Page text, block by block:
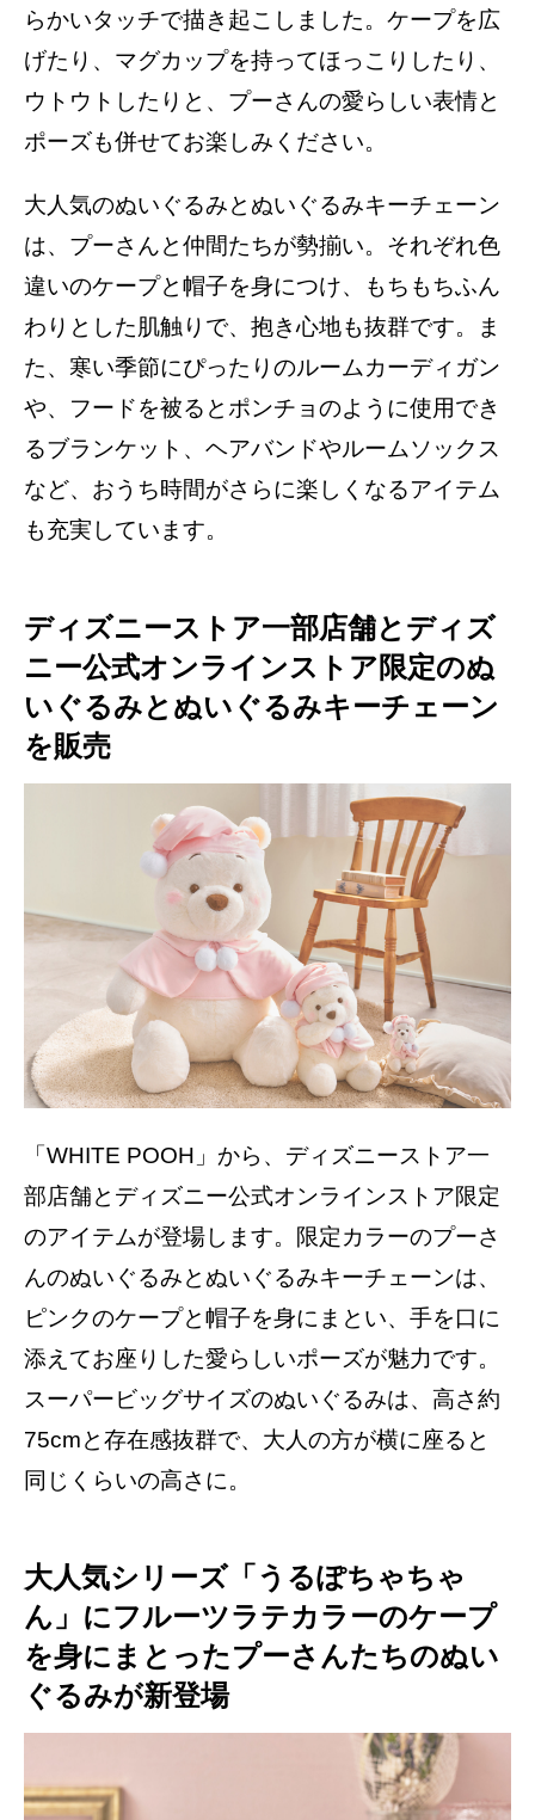
らかいタッチで描き起こしました。ケープを広
げたり、マグカップを持ってほっこりしたり、
ウトウトしたりと、プーさんの愛らしい表情と
ポーズも併せてお楽しみください。
大人気のぬいぐるみとぬいぐるみキーチェーン
は、プーさんと仲間たちが勢揃い。それぞれ色
違いのケープと帽子を身につけ、もちもちふん
わりとした肌触りで、抱き心地も抜群です。ま
た、寒い季節にぴったりのルームカーディガン
や、フードを被るとポンチョのように使用でき
るブランケット、ヘアバンドやルームソックス
など、おうち時間がさらに楽しくなるアイテム
も充実しています。
ディズニーストア一部店舗とディズ
ニー公式オンラインストア限定のぬ
いぐるみとぬいぐるみキーチェーン
を販売
「WHITE POOH」から、ディズニーストア一
部店舗とディズニー公式オンラインストア限定
のアイテムが登場します。限定カラーのプーさ
んのぬいぐるみとぬいぐるみキーチェーンは、
ピンクのケープと帽子を身にまとい、手を口に
添えてお座りした愛らしいポーズが魅力です。
スーパービッグサイズのぬいぐるみは、高さ約
75cmと存在感抜群で、大人の方が横に座ると
同じくらいの高さに。
大人気シリーズ「うるぽちゃちゃ
ん」にフルーツラテカラーのケープ
を身にまとったプーさんたちのぬい
ぐるみが新登場